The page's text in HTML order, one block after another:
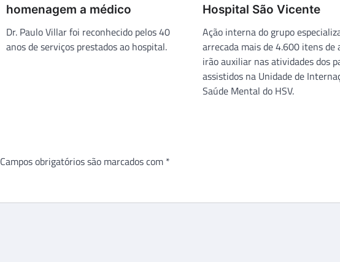
homenagem a médico
Dr. Paulo Villar foi reconhecido pelos 40
anos de serviços prestados ao hospital.
Hospital São Vicente
Ação interna do grupo
arrecada mais de 4.600 itens de
irão auxiliar nas atividades dos
assistidos na Unidade de
Saúde Mental do HSV.
Campos obrigatórios são marcados com *